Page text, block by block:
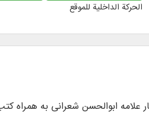
الحركة الداخلية للموقع
کتاب در 105 جلد از آثار علامه